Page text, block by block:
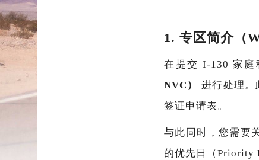
1. 专区简介（
在提交 I-130 家庭
NVC）
进行处理。
签证申请表。
与此同时，您需要
的优先日（Priority